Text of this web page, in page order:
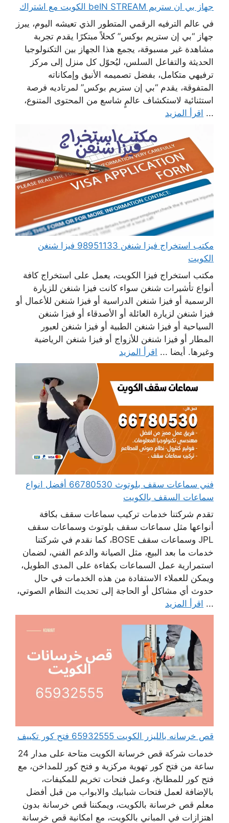
جهاز بي ان ستريم beIN STREAM الكويت مع اشتراك
في عالم الترفيه الرقمي المتطور الذي تعيشه اليوم، يبرز
جهاز “بي إن ستريم بوكس” كحلاً مبتكرًا يقدم تجربة
مشاهدة غير مسبوقة، يجمع هذا الجهاز بين التكنولوجيا
الحديثة والتفاعل السلس، ليُحوّل كل منزل إلى مركز
ترفيهي متكامل، بفضل تصميمه الأنيق وإمكاناته
المتفوقة، يقدم “بي إن ستريم بوكس” لمرتاديه فرصة
استثنائية لاستكشاف عالمٍ شاسع من المحتوى المتنوع،
... اقرأ المزيد
مكتب استخراج فيزا شنغن 98951133 فيزا شنغن
الكويت
مكتب استخراج فيزا الكويت، يعمل على استخراج كافة
أنواع تأشيرات شنغن سواء كانت فيزا شنغن للزيارة
الرسمية أو فيزا شنغن الدراسية أو فيزا شنغن للأعمال أو
فيزا شنغن لزيارة العائلة أو الأصدقاء أو فيزا شنغن
السياحية أو فيزا شنغن الطبية أو فيزا شنغن لعبور
المطار أو فيزا شنغن للأزواج أو فيزا شنغن الرياضية
وغيرها. أيضا ... اقرأ المزيد
فني سماعات سقف بلوتوث 66780530 أفضل انواع
سماعات السقف بالكويت
تقدم شركتنا خدمات تركيب سماعات سقف بكافة
أنواعها مثل سماعات سقف بلوتوث وسماعات سقف
JPL وسماعات سقف BOSE، كما نقدم في شركتنا
خدمات ما بعد البيع، مثل الصيانة والدعم الفني، لضمان
استمرارية عمل السماعات بكفاءة على المدى الطويل،
ويمكن للعملاء الاستفادة من هذه الخدمات في حال
حدوث أي مشاكل أو الحاجة إلى تحديث النظام الصوتي،
... اقرأ المزيد
قص خرسانه بالليزر الكويت 65932555 فتح كور تكييف
خدمات شركة قص خرسانة الكويت متاحة على مدار 24
ساعة من فتح كور تهوية مركزية و فتح كور للمداخن، مع
فتح كور للمطابخ، وعمل فتحات تخريم للمكيفات،
بالإضافة لعمل فتحات شبابيك والابواب من قبل أفضل
معلم قص خرسانة بالكويت، ويمكننا قص خرسانة بدون
اهتزازات في المباني بالكويت، مع امكانية قص خرسانة